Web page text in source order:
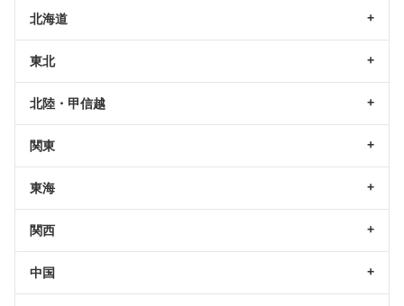
北海道
東北
北陸・甲信越
関東
東海
関西
中国